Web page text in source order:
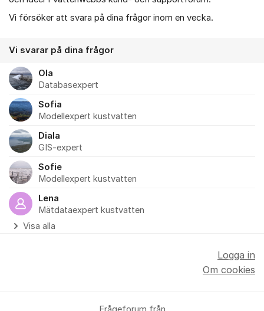
Vi försöker att svara på dina frågor inom en vecka.
Vi svarar på dina frågor
Ola
Databasexpert
Sofia
Modellexpert kustvatten
Diala
GIS-expert
Sofie
Modellexpert kustvatten
Lena
Mätdataexpert kustvatten
Visa alla
Logga in
Om cookies